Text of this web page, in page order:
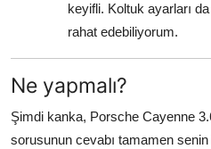
keyifli. Koltuk ayarları
rahat edebiliyorum.
Ne yapmalı?
Şimdi kanka, Porsche Cayenne 3.6
sorusunun cevabı tamamen